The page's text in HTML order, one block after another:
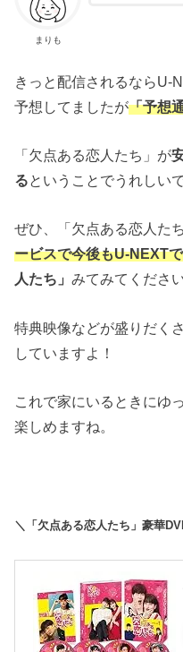
まりも
きっと配信されるならU-
予想してましたが「予想
「欠点ある恋人たち」が
るということでうれしいで
ぜひ、「欠点ある恋人た
ービスで今後もU-NEXT
人たち」みてみてください
特典映像などが盛りだく
していますよ！
これで家にいるときにゆ
楽しめますね。
＼「欠点ある恋人たち」豪華